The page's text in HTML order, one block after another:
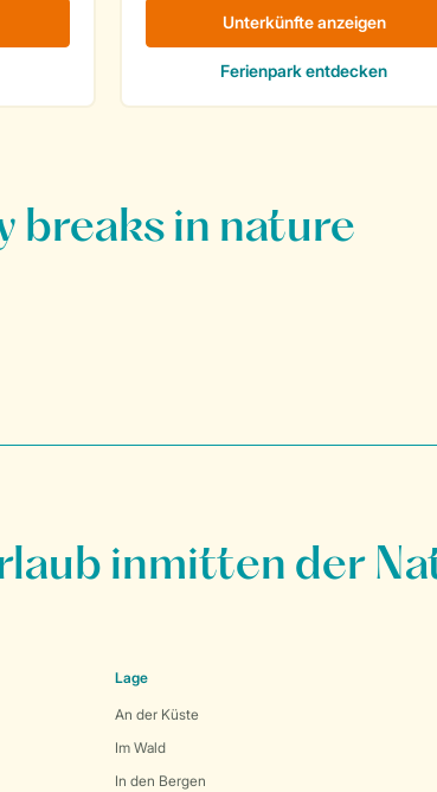
inmitten der
Lage
An der Küste
Im Wald
In den Bergen